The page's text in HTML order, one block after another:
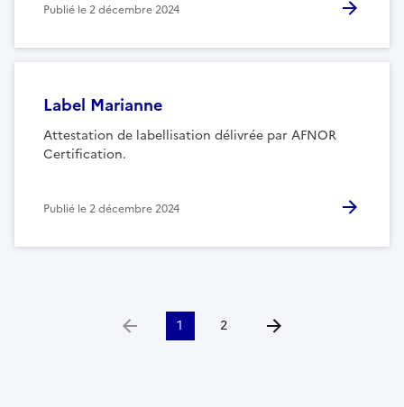
Publié le2 décembre 2024
Label Marianne
Attestation de labellisation délivrée par AFNOR
Certification.
Publié le2 décembre 2024
Aller à la page précédente
1 2 Aller à la page suivante